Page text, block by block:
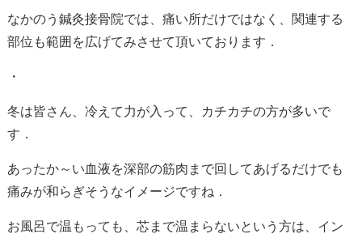
なかのう鍼灸接骨院では、痛い所だけではなく、関連する
部位も範囲を広げてみさせて頂いております．
・
冬は皆さん、冷えて力が入って、カチカチの方が多いで
す．
あったか～い血液を深部の筋肉まで回してあげるだけでも
痛みが和らぎそうなイメージですね．
お風呂で温もっても、芯まで温まらないという方は、イン